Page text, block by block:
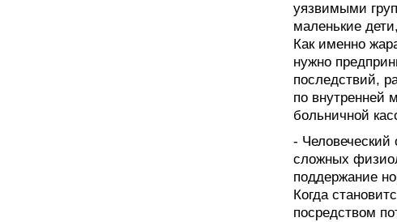
уязвимыми
маленькие
Как именно
нужно
последствий,
по внутренней
больничной
-
сложных
поддержание
Когда
посредством